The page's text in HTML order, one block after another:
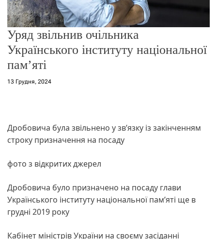
Уряд звільнив очільника
Українського інституту національної
пам’яті
13 Грудня, 2024
Дробовича була звільнено у зв’язку із закінченням
строку призначення на посаду
фото з відкритих джерел
Дробовича було призначено на посаду глави
Українського інституту національної пам’яті ще в
грудні 2019 року
Кабінет міністрів України на своєму засіданні